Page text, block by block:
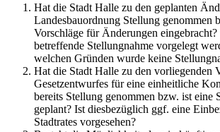
Hat die Stadt Halle zu den geplanten
Landesbauordnung Stellung genommen
Vorschläge für Änderungen
betreffende Stellungnahme vorgelegt
welchen Gründen wurde keine
Hat die Stadt Halle zu den vorliegenden
Gesetzentwurfes für eine einheitliche
bereits Stellung genommen bzw. ist eine
geplant? Ist diesbezüglich ggf. eine
Stadtrates vorgesehen?